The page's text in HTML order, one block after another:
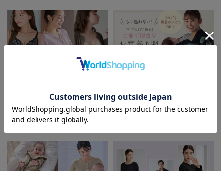
助産院監修シリーズ
お気に入り商品を確認する